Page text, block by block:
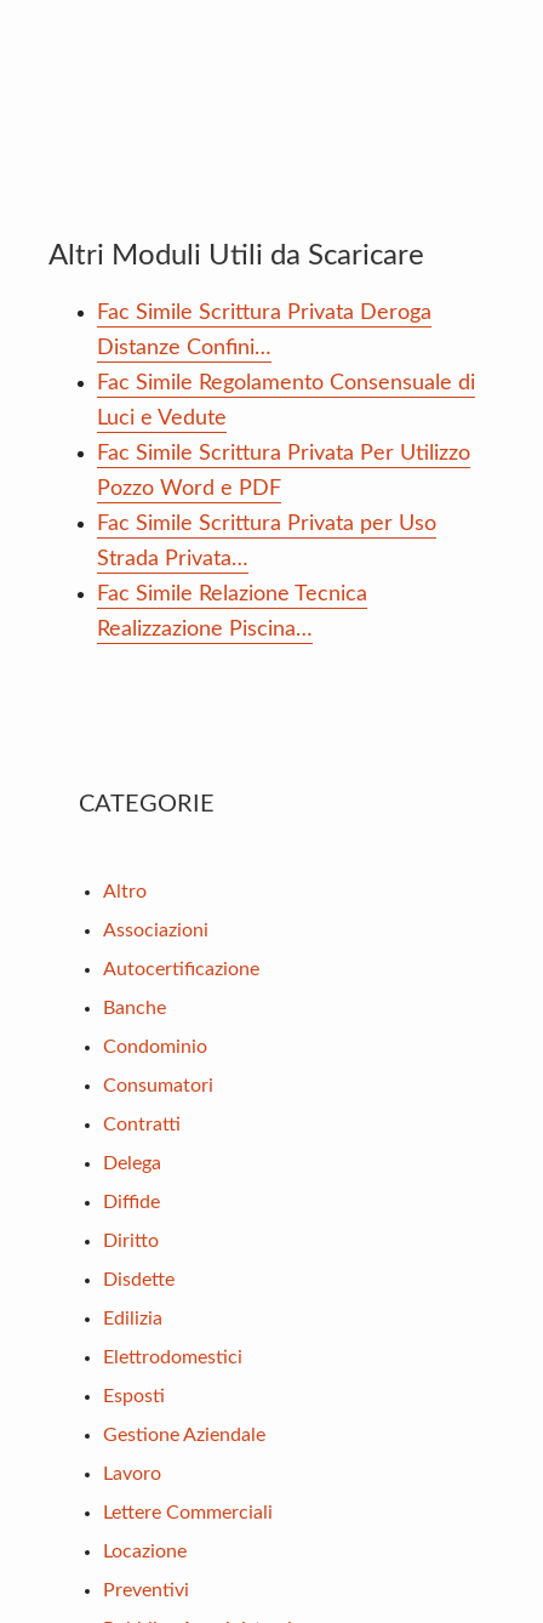
Altri Moduli Utili da Scaricare
Fac Simile Scrittura Privata Deroga
Distanze Confini…
Fac Simile Regolamento Consensuale di
Luci e Vedute
Fac Simile Scrittura Privata Per Utilizzo
Pozzo Word e PDF
Fac Simile Scrittura Privata per Uso
Strada Privata…
Fac Simile Relazione Tecnica
Realizzazione Piscina…
Primary
CATEGORIE
Altro
Associazioni
Autocertificazione
Banche
Condominio
Consumatori
Contratti
Delega
Diffide
Diritto
Disdette
Edilizia
Elettrodomestici
Esposti
Gestione Aziendale
Lavoro
Lettere Commerciali
Locazione
Preventivi